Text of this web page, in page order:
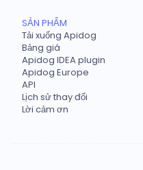
SẢN PHẨM
Tải xuống Apidog
Bảng giá
Apidog IDEA plugin
Apidog Europe
API
Lịch sử thay đổi
Lời cảm ơn